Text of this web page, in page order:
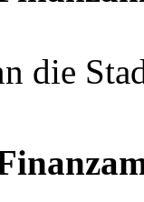
die